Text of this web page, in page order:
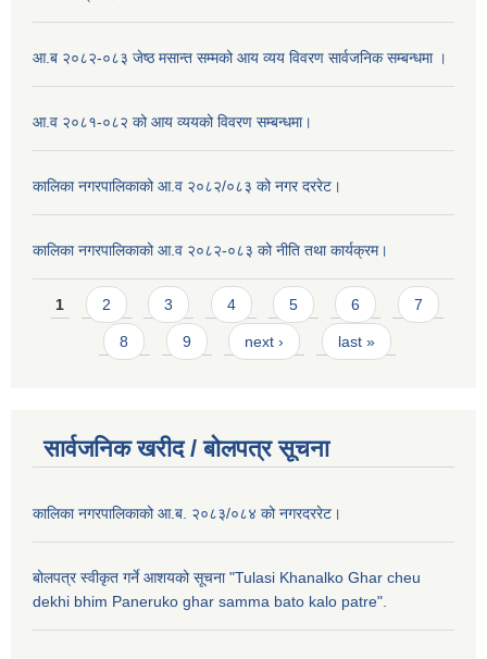
आ.ब २०८२-०८३ जेष्ठ मसान्त सम्मको आय व्यय विवरण सार्वजनिक सम्बन्धमा ।
आ.व २०८१-०८२ को आय व्ययको विवरण सम्बन्धमा।
कालिका नगरपालिकाको आ.व २०८२/०८३ को नगर दररेट।
कालिका नगरपालिकाको आ.व २०८२-०८३ को नीति तथा कार्यक्रम।
Pages
1 2 3 4 5 6 7
8 9 next › last »
सार्वजनिक खरीद / बाेलपत्र सूचना
कालिका नगरपालिकाको आ.ब. २०८३/०८४ को नगरदररेट।
बोलपत्र स्वीकृत गर्ने आशयको सूचना "Tulasi Khanalko Ghar cheu
dekhi bhim Paneruko ghar samma bato kalo patre".